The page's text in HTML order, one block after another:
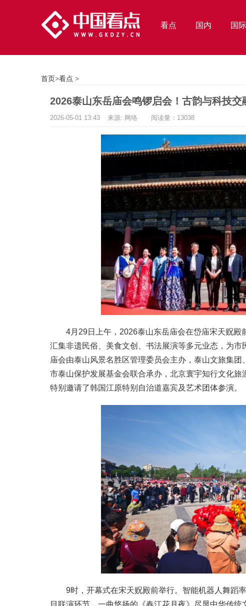
看点 国内 国际
首页>看点 >
2026泰山东岳庙会鸣锣启会！古韵与科技
2026-05-01 13:43 来源: 网络 阅读量：13038
4月29日上午，2026泰山东岳庙会在岱庙宋天贶殿
汇集非遗民俗、美食文创、书法展演等多元业态，为
庙会由泰山风景名胜区管理委员会主办，泰山文旅集
市泰山保护发展基金会联合承办，北京寰宇知行文化
特别邀请了韩国江原特别自治道嘉宾及艺术团体参演。
9时，开幕式在宋天贶殿前举行。智能机器人舞蹈
目联演环节，一曲悠扬的《春江花月夜》尽显中华传